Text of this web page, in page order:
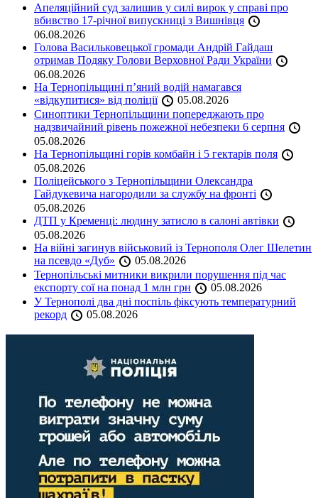
Апеляційний суд залишив у силі вирок у справі про
вбивство 17-річної випускниці з Вишнівця
06.08.2026
Голова Васильковецької громади Андрій Гайдаш
отримав Подяку Голови Верховної Ради України
06.08.2026
На Тернопільщині п’яний водій намагався
«відкупитися» від поліції
05.08.2026
Синоптики Тернопільщини попереджають про
надзвичайний рівень пожежної небезпеки 6 серпня
05.08.2026
На Тернопільщині горів комбайн і 5 гектарів поля
05.08.2026
Поліцейського з Тернопільщини Олександра
Гайдукевича нагородили за службу на фронті
05.08.2026
ДТП у Кременці: людину затисло в салоні автівки
05.08.2026
На війні загинув військовий із Тернополя Олег Шелетин
на псевдо «Дуб»
05.08.2026
Тернопільські митники викрили порушення під час
експорту сої на понад 1 млн грн
05.08.2026
У Тернополі два дні поспіль фіксують температурний
рекорд
05.08.2026